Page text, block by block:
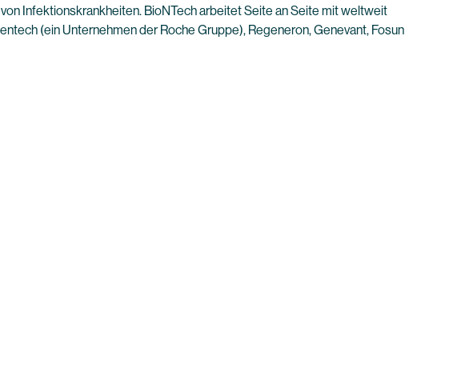
Infektionskrankheiten. BioNTech arbeitet Seite an Seite mit weltweit
(ein Unternehmen der Roche Gruppe), Regeneron, Genevant, Fosun